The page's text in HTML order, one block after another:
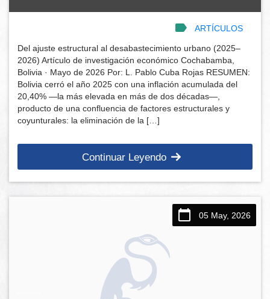
ARTÍCULOS
Del ajuste estructural al desabastecimiento urbano (2025–
2026) Artículo de investigación económico Cochabamba,
Bolivia · Mayo de 2026 Por: L. Pablo Cuba Rojas RESUMEN:
Bolivia cerró el año 2025 con una inflación acumulada del
20,40% —la más elevada en más de dos décadas—,
producto de una confluencia de factores estructurales y
coyunturales: la eliminación de la […]
Continuar Leyendo
05 May, 2026